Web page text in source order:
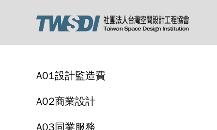
A01設計監造費
A02商業設計
A03同業服務